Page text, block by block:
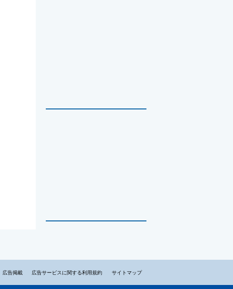
広告掲載 広告サービスに関する利用規約 サイトマップ